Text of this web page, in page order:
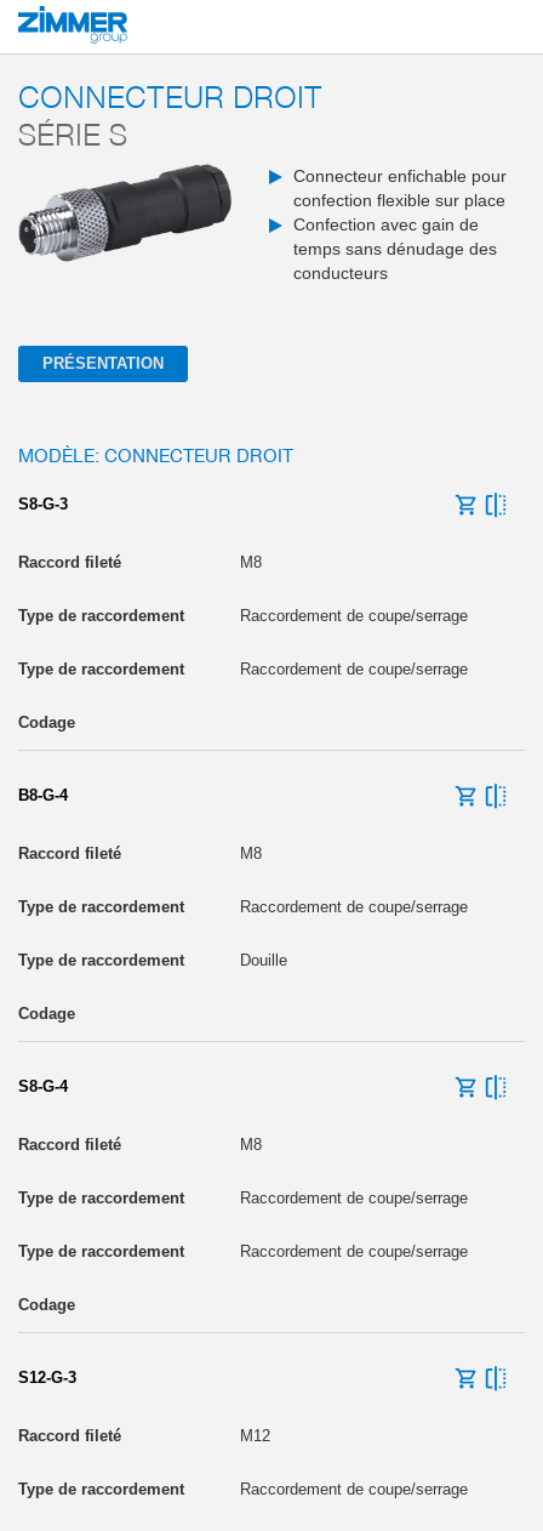
Démarrage Produits
CONNECTEUR DROIT
SÉRIE S
Connecteur enfichable pour
confection flexible sur place
Confection avec gain de
temps sans dénudage des
conducteurs
PRÉSENTATION
MODÈLE: CONNECTEUR DROIT
S8-G-3
M8
Raccordement de coupe/serrage
Raccordement de coupe/serrage
B8-G-4
M8
Raccordement de coupe/serrage
Douille
S8-G-4
M8
Raccordement de coupe/serrage
Raccordement de coupe/serrage
S12-G-3
M12
Raccordement de coupe/serrage